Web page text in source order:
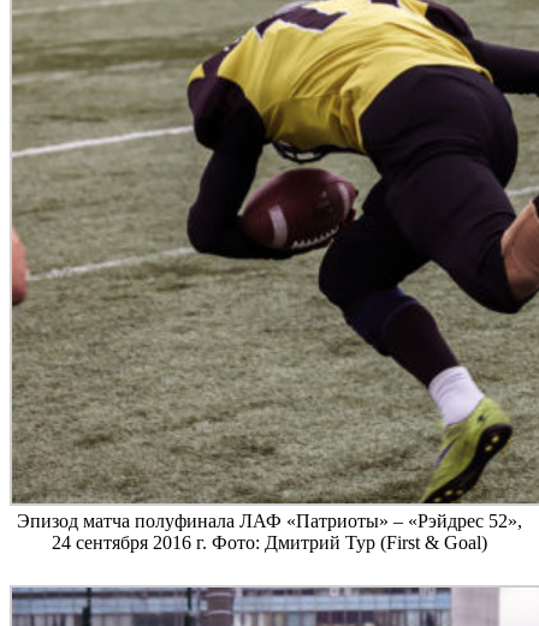
Эпизод матча полуфинала ЛАФ «Патриоты» – «Рэйдрес 52»,
24 сентября 2016 г. Фото: Дмитрий Тур (First & Goal)